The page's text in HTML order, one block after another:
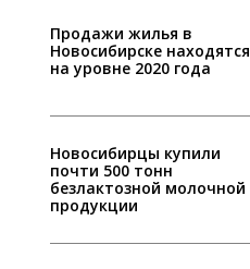
Продажи жилья в
Новосибирске находятся
на уровне 2020 года
Новосибирцы купили
почти 500 тонн
безлактозной молочной
продукции